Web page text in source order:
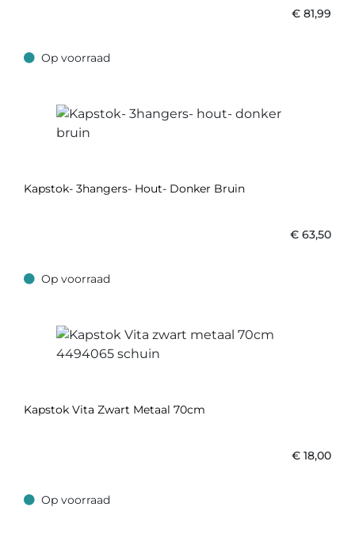
€ 81,99
Op voorraad
Op voorraad
Kapstok- 3hangers- Hout- Donker Bruin
€ 63,50
Op voorraad
Op voorraad
Kapstok Vita Zwart Metaal 70cm
€ 18,00
Op voorraad
Op voorraad